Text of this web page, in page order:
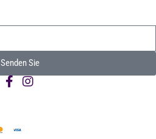
Senden Sie